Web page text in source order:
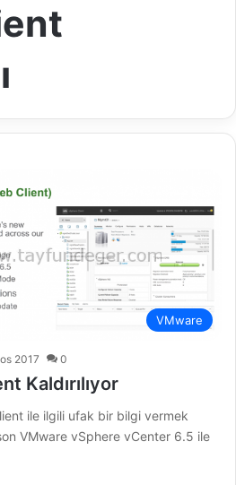
VMware
2017 0
Kaldırılıyor
ile ilgili ufak bir bilgi vermek
VMware vSphere vCenter 6.5 ile